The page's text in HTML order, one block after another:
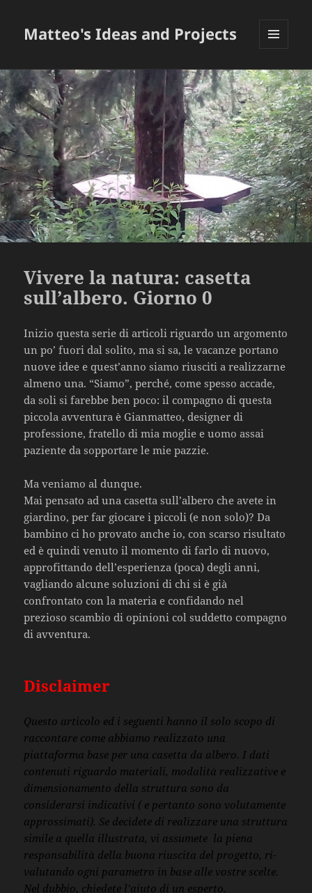
Matteo's Ideas and Projects
WIDGET
Vivere la natura: casetta
sull’albero. Giorno 0
Inizio questa serie di articoli riguardo un argomento
un po’ fuori dal solito, ma si sa, le vacanze portano
nuove idee e quest’anno siamo riusciti a realizzarne
almeno una. “Siamo”, perché, come spesso accade,
da soli si farebbe ben poco: il compagno di questa
piccola avventura è Gianmatteo, designer di
professione, fratello di mia moglie e uomo assai
paziente da sopportare le mie pazzie.
Ma veniamo al dunque.
Mai pensato ad una casetta sull’albero che avete in
giardino, per far giocare i piccoli (e non solo)? Da
bambino ci ho provato anche io, con scarso risultato
ed è quindi venuto il momento di farlo di nuovo,
approfittando dell’esperienza (poca) degli anni,
vagliando alcune soluzioni di chi si è già
confrontato con la materia e confidando nel
prezioso scambio di opinioni col suddetto compagno
di avventura.
Disclaimer
Questo articolo ed i seguenti hanno il solo scopo di
raccontare come abbiamo realizzato una
piattaforma base per una casetta da albero. I dati
contenuti riguardo materiali, modalità realizzative e
dimensionamento della struttura sono da
considerarsi indicativi ( e pertanto sono volutamente
approssimati). Se decidete di realizzare una struttura
simile a quella illustrata, vi assumete la piena
responsabilità della buona riuscita del progetto, ri-
valutando ogni parametro in base alle vostre scelte.
Nel dubbio, chiedete l’aiuto di un esperto.